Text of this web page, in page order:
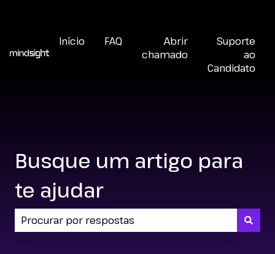
Início FAQ
Abrir
chamado
Suporte
ao
Candidato
Busque um artigo para
te ajudar